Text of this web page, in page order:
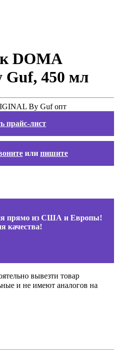
DOMA
450 мл
прайс-лист
или пишите
прямо из США и Европы!
качества!
вывезти товар
и не имеют аналогов на